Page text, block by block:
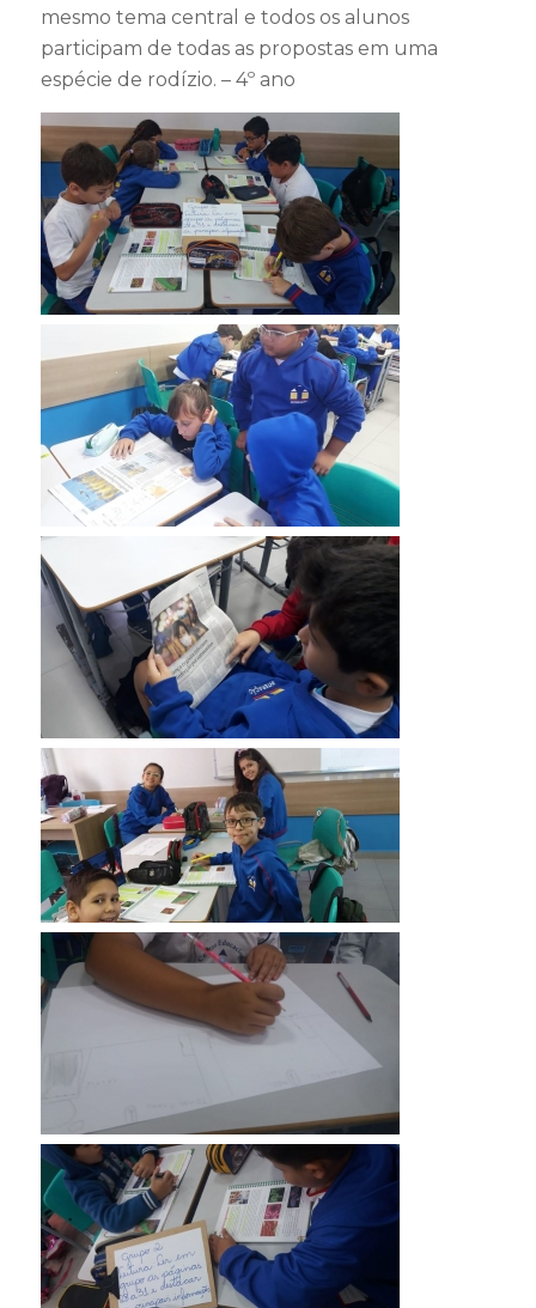
mesmo tema central e todos os alunos
participam de todas as propostas em uma
espécie de rodízio. – 4º ano